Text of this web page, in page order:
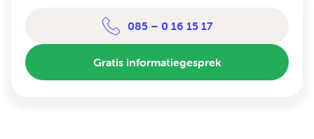
085 – 0 16 15 17
Gratis informatiegesprek